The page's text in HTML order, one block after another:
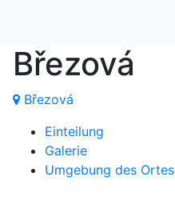
Březová
Březová
Einteilung
Galerie
Umgebung des Ortes